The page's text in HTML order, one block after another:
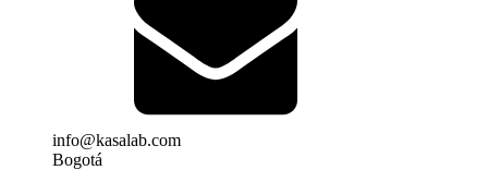
info@kasalab.com
Bogotá